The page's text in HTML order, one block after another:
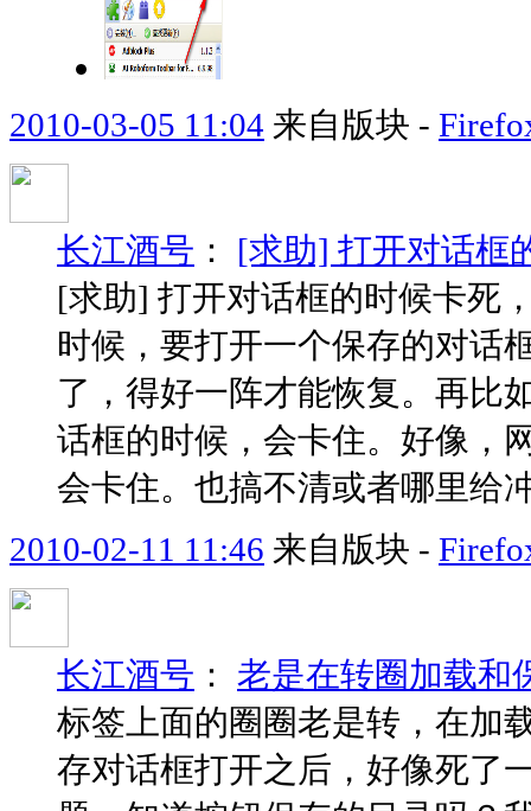
2010-03-05 11:04 来自版块 -
长江酒号 ： [求助] 打开对话框
[求助] 打开对话框的时候卡死
时候，要打开一个保存的对话
了，得好一阵才能恢复。再比
话框的时候，会卡住。好像，
会卡住。也搞不清或者哪里给
2010-02-11 11:46 来自版块 -
长江酒号 ： 老是在转圈加载和
标签上面的圈圈老是转，在加
存对话框打开之后，好像死了